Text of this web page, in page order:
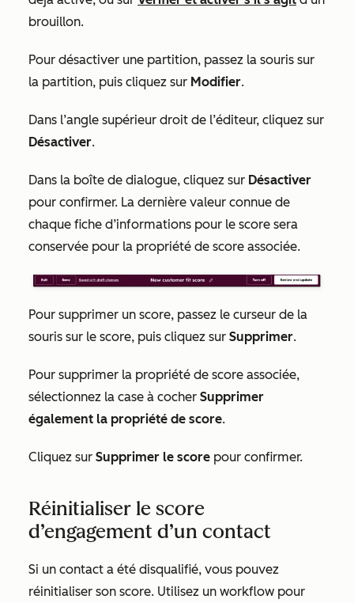
brouillon.
Pour désactiver une partition, passez la souris sur
la partition, puis cliquez sur Modifier.
Dans l’angle supérieur droit de l’éditeur, cliquez sur
Désactiver.
Dans la boîte de dialogue, cliquez sur Désactiver
pour confirmer. La dernière valeur connue de
chaque fiche d’informations pour le score sera
conservée pour la propriété de score associée.
Pour supprimer un score, passez le curseur de la
souris sur le score, puis cliquez sur Supprimer.
Pour supprimer la propriété de score associée,
sélectionnez la case à cocher Supprimer
également la propriété de score.
Cliquez sur Supprimer le score pour confirmer.
Réinitialiser le score
d’engagement d’un contact
Si un contact a été disqualifié, vous pouvez
réinitialiser son score. Utilisez un workflow pour